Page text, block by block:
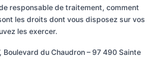
responsable de traitement, comment
les droits dont vous disposez sur vos
les exercer.
Boulevard du Chaudron – 97 490 Sainte